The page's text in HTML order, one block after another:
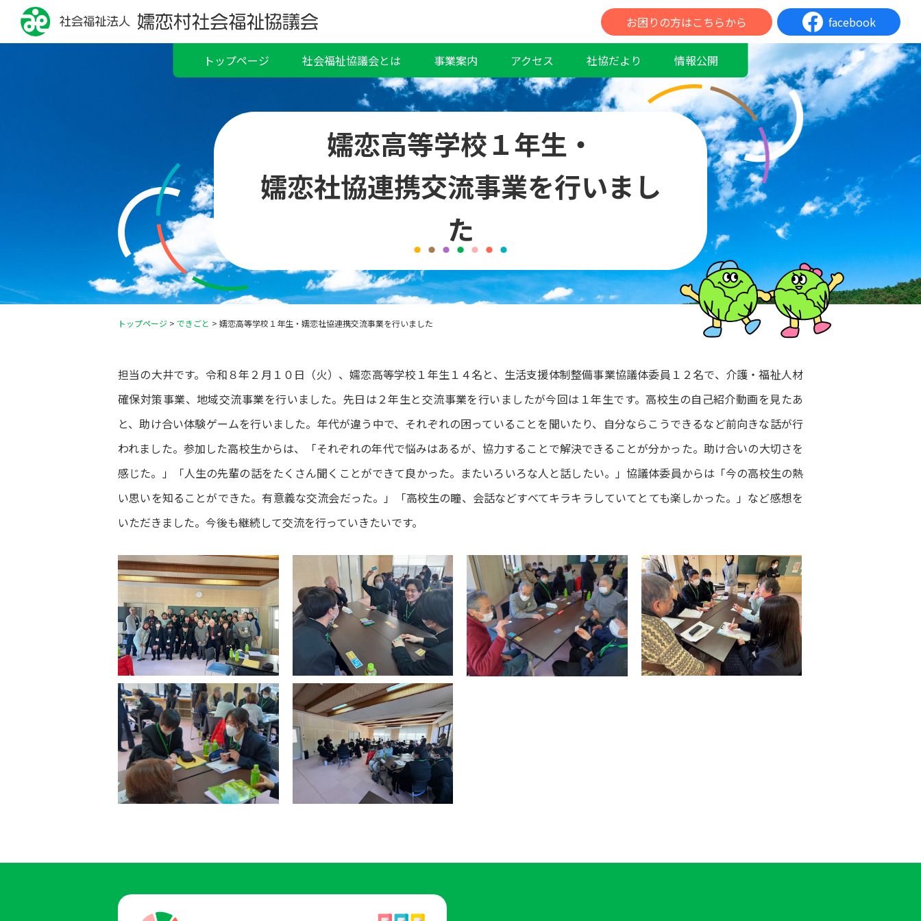
お困りの方はこちらから facebook
トップページ 社会福祉協議会とは 事業案内 アクセス 社協だより 情報公開
嬬恋高等学校１年生・
嬬恋社協連携交流事業を行いまし
た
トップページ > できごと > 嬬恋高等学校１年生・嬬恋社協連携交流事業を行いました
担当の大井です。令和８年２月１０日（火）、嬬恋高等学校１年生１４名と、生活支援体制整備事業協議体委員１２名で、介護・福祉人材
確保対策事業、地域交流事業を行いました。先日は２年生と交流事業を行いましたが今回は１年生です。高校生の自己紹介動画を見たあ
と、助け合い体験ゲームを行いました。年代が違う中で、それぞれの困っていることを聞いたり、自分ならこうできるなど前向きな話が行
われました。参加した高校生からは、「それぞれの年代で悩みはあるが、協力することで解決できることが分かった。助け合いの大切さを
感じた。」「人生の先輩の話をたくさん聞くことができて良かった。またいろいろな人と話したい。」協議体委員からは「今の高校生の熱
い思いを知ることができた。有意義な交流会だった。」「高校生の瞳、会話などすべてキラキラしていてとても楽しかった。」など感想を
いただきました。今後も継続して交流を行っていきたいです。